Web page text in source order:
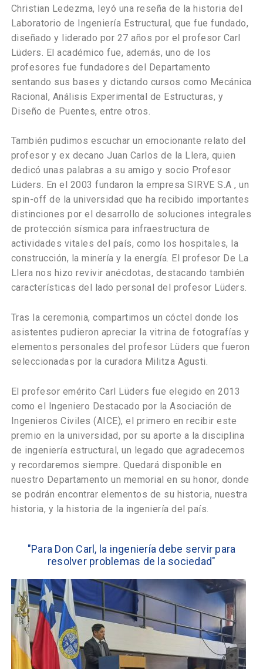
Christian Ledezma, leyó una reseña de la historia del
Laboratorio de Ingeniería Estructural, que fue fundado,
diseñado y liderado por 27 años por el profesor Carl
Lüders. El académico fue, además, uno de los
profesores fue fundadores del Departamento
sentando sus bases y dictando cursos como Mecánica
Racional, Análisis Experimental de Estructuras, y
Diseño de Puentes, entre otros.
También pudimos escuchar un emocionante relato del
profesor y ex decano Juan Carlos de la Llera, quien
dedicó unas palabras a su amigo y socio Profesor
Lüders. En el 2003 fundaron la empresa SIRVE S.A , un
spin-off de la universidad que ha recibido importantes
distinciones por el desarrollo de soluciones integrales
de protección sísmica para infraestructura de
actividades vitales del país, como los hospitales, la
construcción, la minería y la energía. El profesor De La
Llera nos hizo revivir anécdotas, destacando también
características del lado personal del profesor Lüders.
Tras la ceremonia, compartimos un cóctel donde los
asistentes pudieron apreciar la vitrina de fotografías y
elementos personales del profesor Lüders que fueron
seleccionadas por la curadora Militza Agusti.
El profesor emérito Carl Lüders fue elegido en 2013
como el Ingeniero Destacado por la Asociación de
Ingenieros Civiles (AICE), el primero en recibir este
premio en la universidad, por su aporte a la disciplina
de ingeniería estructural, un legado que agradecemos
y recordaremos siempre. Quedará disponible en
nuestro Departamento un memorial en su honor, donde
se podrán encontrar elementos de su historia, nuestra
historia, y la historia de la ingeniería del país.
"Para Don Carl, la ingeniería debe servir para
resolver problemas de la sociedad"